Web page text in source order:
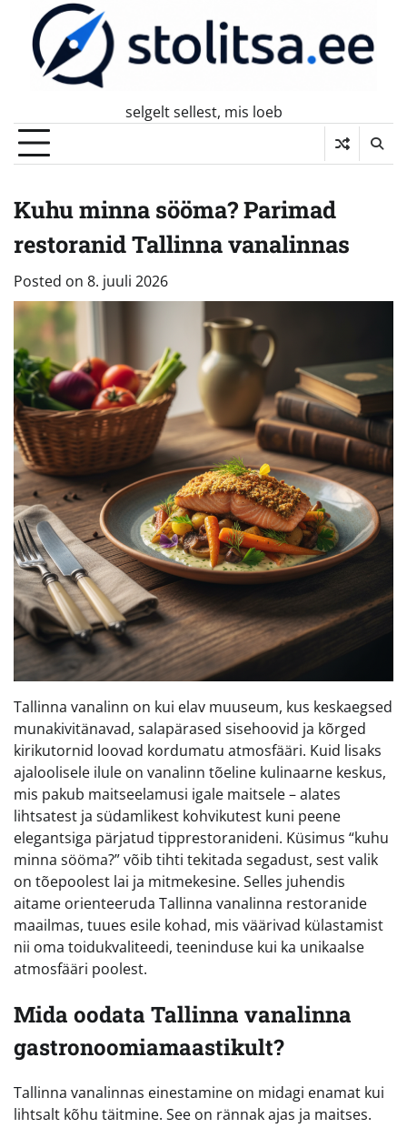
content
selgelt sellest, mis loeb
Kuhu minna sööma? Parimad
restoranid Tallinna vanalinnas
Posted on 8. juuli 2026
Tallinna vanalinn on kui elav muuseum, kus keskaegsed
munakivitänavad, salapärased sisehoovid ja kõrged
kirikutornid loovad kordumatu atmosfääri. Kuid lisaks
ajaloolisele ilule on vanalinn tõeline kulinaarne keskus,
mis pakub maitseelamusi igale maitsele – alates
lihtsatest ja südamlikest kohvikutest kuni peene
elegantsiga pärjatud tipprestoranideni. Küsimus “kuhu
minna sööma?” võib tihti tekitada segadust, sest valik
on tõepoolest lai ja mitmekesine. Selles juhendis
aitame orienteeruda Tallinna vanalinna restoranide
maailmas, tuues esile kohad, mis väärivad külastamist
nii oma toidukvaliteedi, teeninduse kui ka unikaalse
atmosfääri poolest.
Mida oodata Tallinna vanalinna
gastronoomiamaastikult?
Tallinna vanalinnas einestamine on midagi enamat kui
lihtsalt kõhu täitmine. See on rännak ajas ja maitses.